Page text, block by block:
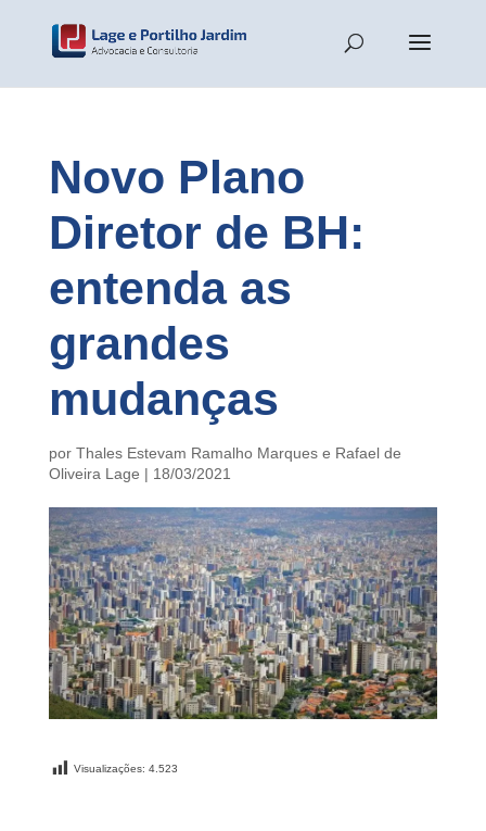
Novo Plano
Diretor de BH:
entenda as
grandes
mudanças
por Thales Estevam Ramalho Marquese Rafael de
Oliveira Lage | 18/03/2021
Visualizações: 4.523